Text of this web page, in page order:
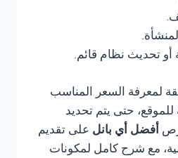
أو تحديث نظام قائم.
لمعرفة السعر المناسب
حتى يتم تحديد
أفضل أي بانل على تقديم
مع شرح كامل لمكونات